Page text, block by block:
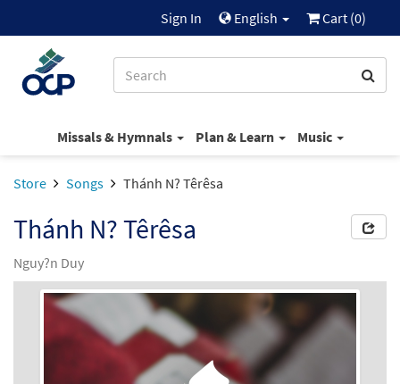
Sign In English Cart (0)
Missals & Hymnals Plan & Learn Music
Store Songs Thánh N? Têrêsa
Thánh N? Têrêsa
Nguy?n Duy